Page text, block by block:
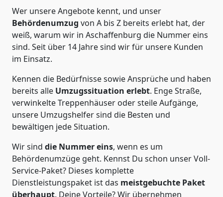
Wer unsere Angebote kennt, und unser
Behördenumzug von A bis Z bereits erlebt hat, der
weiß, warum wir in Aschaffenburg die Nummer eins
sind. Seit über 14 Jahre sind wir für unsere Kunden
im Einsatz.
Kennen die Bedürfnisse sowie Ansprüche und haben
bereits alle Umzugssituation erlebt. Enge Straße,
verwinkelte Treppenhäuser oder steile Aufgänge,
unsere Umzugshelfer sind die Besten und
bewältigen jede Situation.
Wir sind die Nummer eins, wenn es um
Behördenumzüge geht. Kennst Du schon unser Voll-
Service-Paket? Dieses komplette
Dienstleistungspaket ist das meistgebuchte Paket
überhaupt. Deine Vorteile? Wir übernehmen